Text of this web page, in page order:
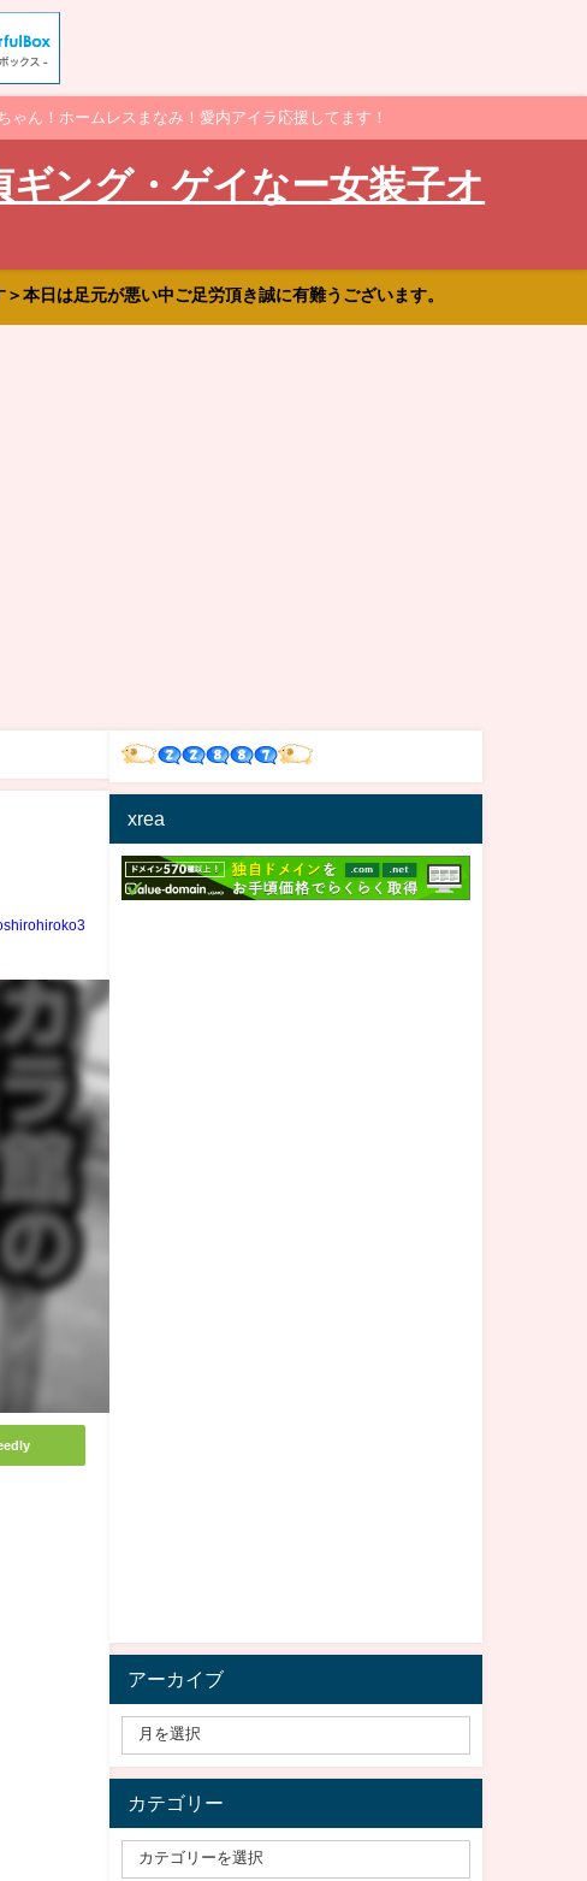
ん！ホームレスまなみ！愛内アイラ応援してます！
ング・ゲイなー女装子オ
本日は足元が悪い中ご足労頂き誠に有難うございます。
xrea
アーカイブ
カテゴリー